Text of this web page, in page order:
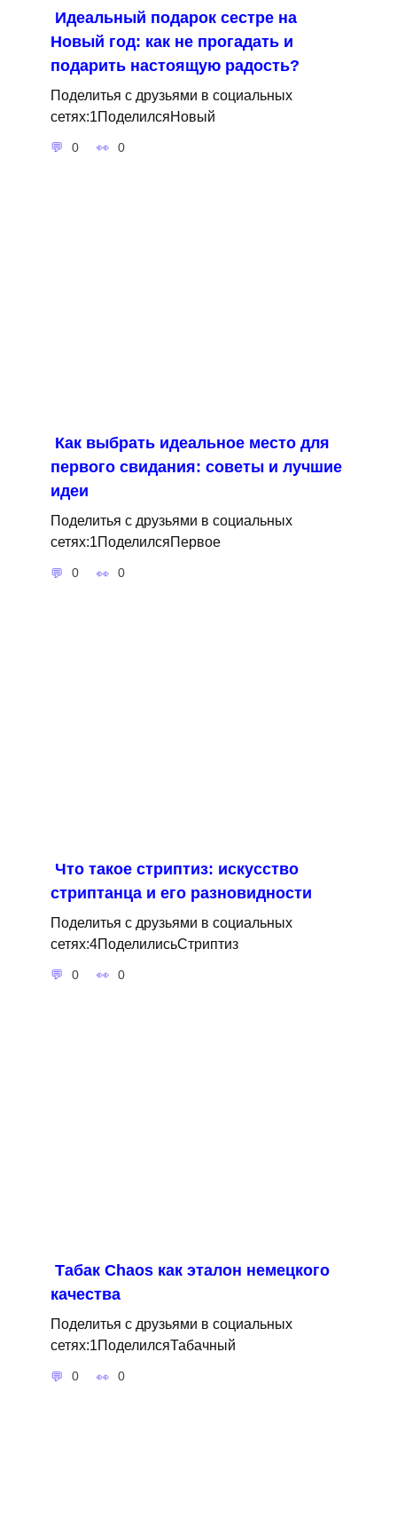
Идеальный подарок сестре на
Новый год: как не прогадать и
подарить настоящую радость?
Поделитья с друзьями в социальных
сетях:1ПоделилсяНовый
0 0
Как выбрать идеальное место для
первого свидания: советы и лучшие
идеи
Поделитья с друзьями в социальных
сетях:1ПоделилсяПервое
0 0
Что такое стриптиз: искусство
стриптанца и его разновидности
Поделитья с друзьями в социальных
сетях:4ПоделилисьСтриптиз
0 0
Табак Сhaos как эталон немецкого
качества
Поделитья с друзьями в социальных
сетях:1ПоделилсяТабачный
0 0